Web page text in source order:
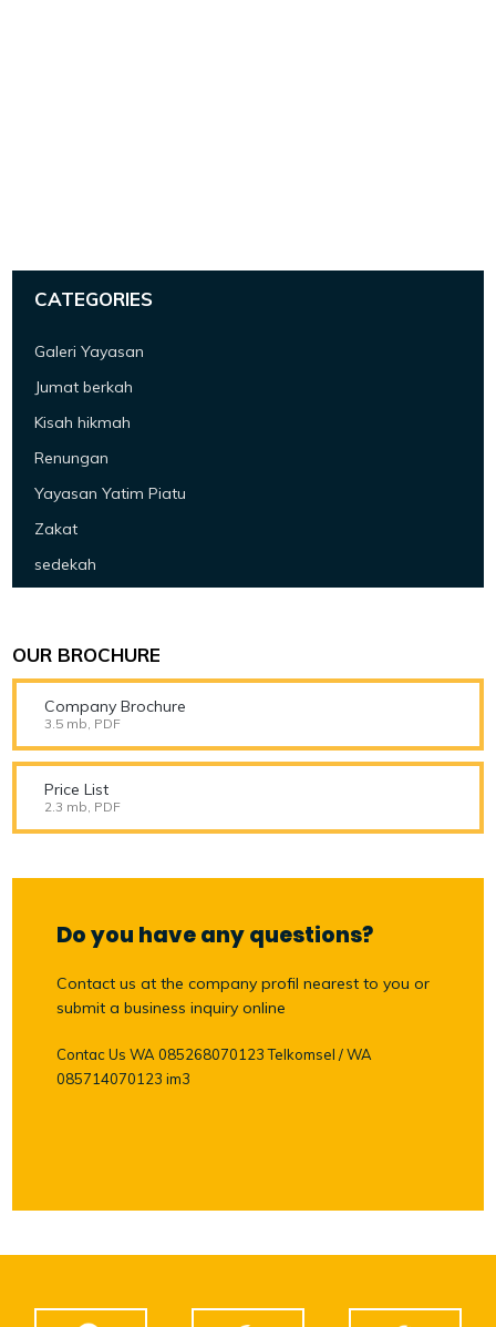
CATEGORIES
Galeri Yayasan
Jumat berkah
Kisah hikmah
Renungan
Yayasan Yatim Piatu
Zakat
sedekah
OUR BROCHURE
Company Brochure
3.5 mb, PDF
Price List
2.3 mb, PDF
Do you have any questions?
Contact us at the company profil nearest to you or
submit a business inquiry online
Contac Us WA 085268070123 Telkomsel / WA
085714070123 im3